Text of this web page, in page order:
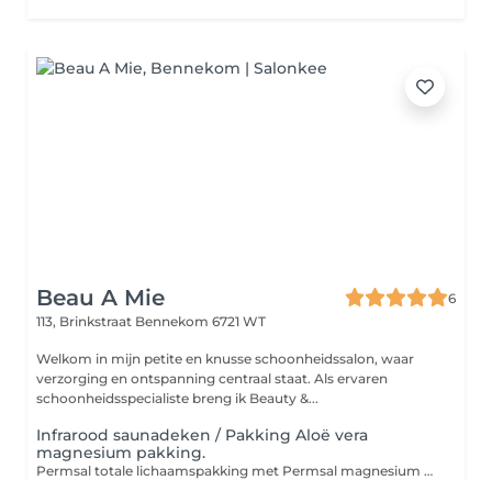
Beau A Mie
6
113, Brinkstraat Bennekom 6721 WT
Welkom in mijn petite en knusse schoonheidssalon, waar
verzorging en ontspanning centraal staat. Als ervaren
schoonheidsspecialiste breng ik Beauty &...
Infrarood saunadeken / Pakking Aloë vera
magnesium pakking.
Permsal totale lichaamspakking met Permsal magnesium Aloë Vera gel OF Permsal magnesium Gel. Pakking 40 min. De totale behandeling duurt ca. 60 min. Infrarood saunadeken zorgt voor directe warmte op de huid en gewrichten voor een diepwerkende ontspanning voor de spieren. De saunadeken kan verlichting bieden bij mensen met reumaklachten, fybromyalgie, spierstijfheid, spier en /of gewrichtspijnen. Zorgt voor ontspanning en stimuleert een goede nachtrust. Daarnaast krijgt je stofwisseling een boost. Contra-indicatie : Helaas niet geschikt voor mensen met een pacemaker of tens-apparaat en zwangere. Bij een verminderde nierfunctie, hartblok ( stroring in de prikkelgeleiding van het hart) en neuromusculaire aandoeningen dan is in deze pakking niet geschikt.